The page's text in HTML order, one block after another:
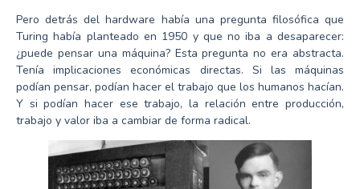
Pero detrás del hardware había una pregunta filosófica que
Turing había planteado en 1950 y que no iba a desaparecer:
¿puede pensar una máquina? Esta pregunta no era abstracta.
Tenía implicaciones económicas directas. Si las máquinas
podían pensar, podían hacer el trabajo que los humanos hacían.
Y si podían hacer ese trabajo, la relación entre producción,
trabajo y valor iba a cambiar de forma radical.